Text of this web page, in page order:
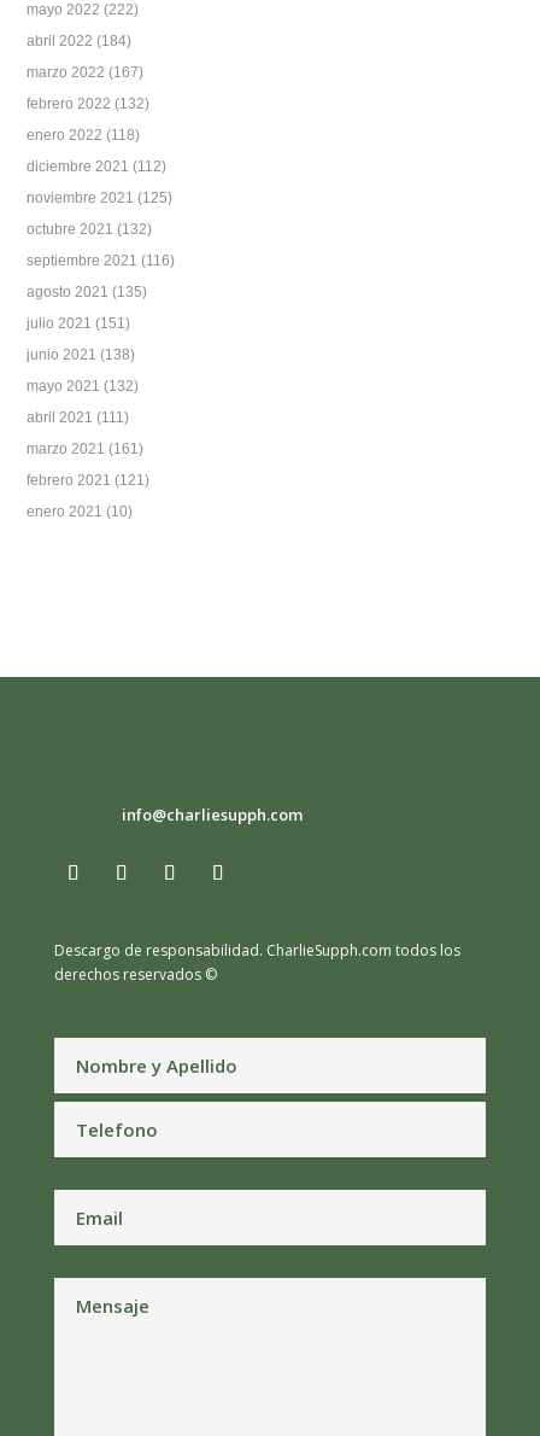
mayo 2022 (222)
abril 2022 (184)
marzo 2022 (167)
febrero 2022 (132)
enero 2022 (118)
diciembre 2021 (112)
noviembre 2021 (125)
octubre 2021 (132)
septiembre 2021 (116)
agosto 2021 (135)
julio 2021 (151)
junio 2021 (138)
mayo 2021 (132)
abril 2021 (111)
marzo 2021 (161)
febrero 2021 (121)
enero 2021 (10)
info@charliesupph.com
Descargo de responsabilidad. CharlieSupph.com todos los
derechos reservados ©